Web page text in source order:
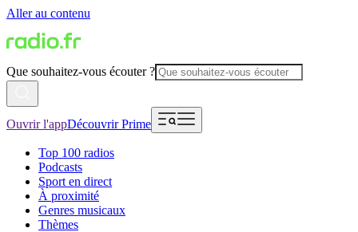
Aller au contenu
Que souhaitez-vous écouter ?
Ouvrir l'appDécouvrir Prime
Top 100 radios
Podcasts
Sport en direct
À proximité
Genres musicaux
Thèmes